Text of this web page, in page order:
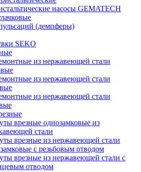
насосы GEMATECH
(демпферы)
SEKO
из нержавеющей стали
из нержавеющей стали
из нержавеющей стали
врезные однозамковые из
стали
врезные из нержавеющей стали
с резьбовым отводом
врезные из нержавеющей стали с
отводом